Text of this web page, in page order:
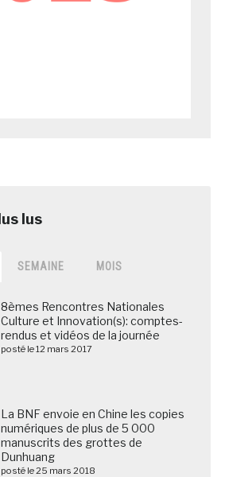
SEMAINE MOIS
8èmes Rencontres Nationales
Culture et Innovation(s): comptes-
rendus et vidéos de la journée
posté le 12 mars 2017
La BNF envoie en Chine les copies
numériques de plus de 5 000
manuscrits des grottes de
Dunhuang
posté le 25 mars 2018